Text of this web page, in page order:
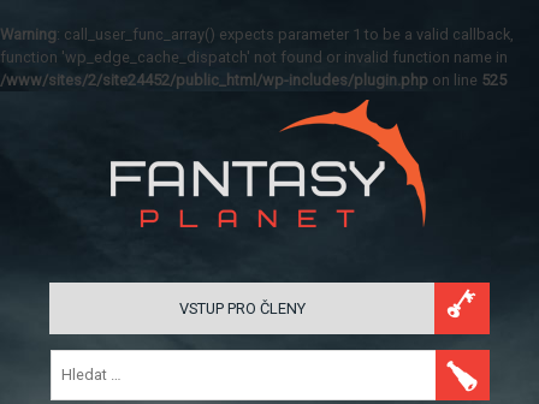
Warning: call_user_func_array() expects parameter 1 to be a valid callback,
function 'wp_edge_cache_dispatch' not found or invalid function name in
/www/sites/2/site24452/public_html/wp-includes/plugin.php on line 525
VSTUP PRO ČLENY